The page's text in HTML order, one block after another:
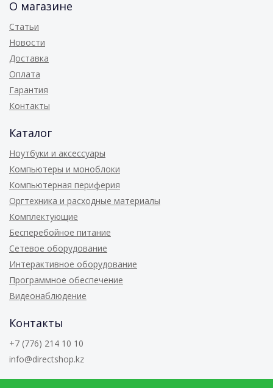
О магазине
Статьи
Новости
Доставка
Оплата
Гарантия
Контакты
Каталог
Ноутбуки и аксессуары
Компьютеры и моноблоки
Компьютерная периферия
Оргтехника и расходные материалы
Комплектующие
Бесперебойное питание
Сетевое оборудование
Интерактивное оборудование
Программное обеспечение
Видеонаблюдение
Контакты
+7 (776) 214 10 10
info@directshop.kz